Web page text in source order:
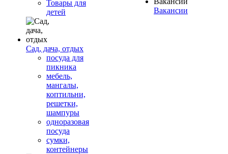
Товары для
детей
Сад, дача, отдых
посуда для
пикника
мебель,
мангалы,
коптильни,
решетки,
шампуры
одноразовая
посуда
сумки,
контейнеры
Вакансии